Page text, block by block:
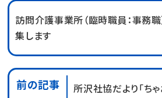
前の記事
所沢社協だより「ち
訪問介護事業所（臨時職員：事務職
集します